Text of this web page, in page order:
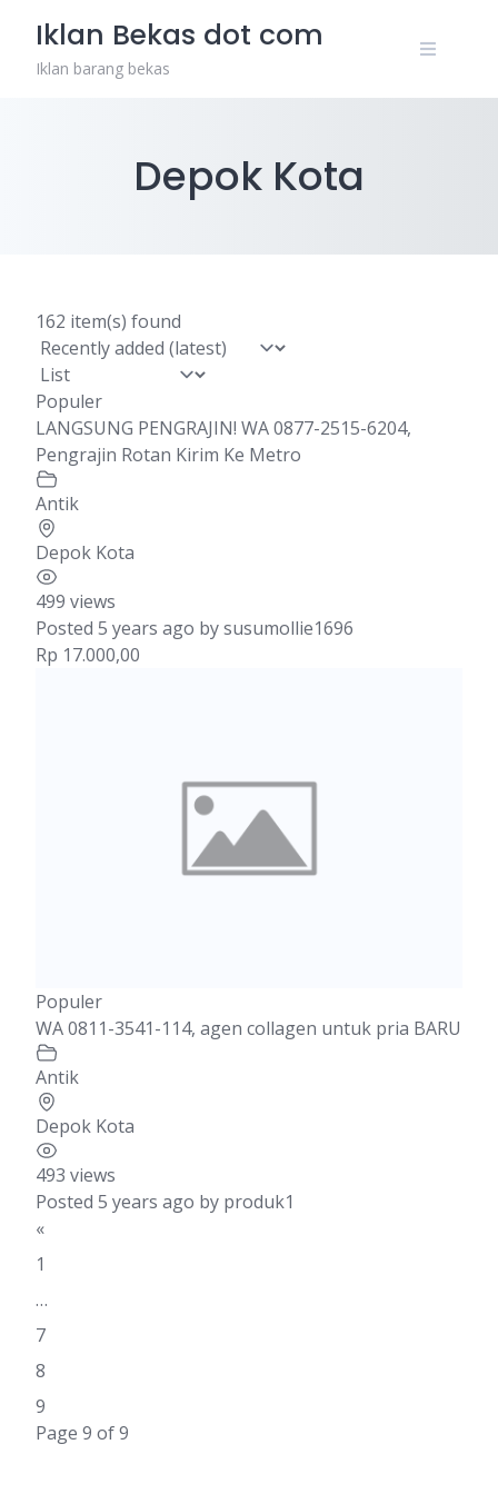
content
Iklan Bekas dot com
Iklan barang bekas
Depok Kota
162 item(s) found
Populer
LANGSUNG PENGRAJIN! WA 0877-2515-6204,
Pengrajin Rotan Kirim Ke Metro
Antik
Depok Kota
499 views
Posted 5 years ago bysusumollie1696
Rp 17.000,00
Populer
WA 0811-3541-114, agen collagen untuk pria BARU
Antik
Depok Kota
493 views
Posted 5 years ago by produk1
«
1
…
7
8
9
Page 9 of 9